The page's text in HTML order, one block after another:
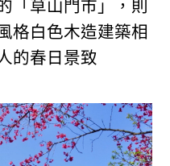
「草山門市」，則
格白色木造建築相
的春日景致